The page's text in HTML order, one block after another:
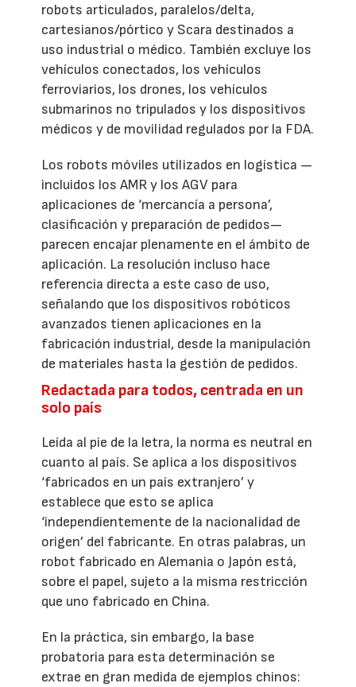
robots articulados, paralelos/delta,
cartesianos/pórtico y Scara destinados a
uso industrial o médico. También excluye los
vehículos conectados, los vehículos
ferroviarios, los drones, los vehículos
submarinos no tripulados y los dispositivos
médicos y de movilidad regulados por la FDA.
Los robots móviles utilizados en logística —
incluidos los AMR y los AGV para
aplicaciones de ‘mercancía a persona’,
clasificación y preparación de pedidos—
parecen encajar plenamente en el ámbito de
aplicación. La resolución incluso hace
referencia directa a este caso de uso,
señalando que los dispositivos robóticos
avanzados tienen aplicaciones en la
fabricación industrial, desde la manipulación
de materiales hasta la gestión de pedidos.
Redactada para todos, centrada en un
solo país
Leída al pie de la letra, la norma es neutral en
cuanto al país. Se aplica a los dispositivos
‘fabricados en un país extranjero’ y
establece que esto se aplica
‘independientemente de la nacionalidad de
origen’ del fabricante. En otras palabras, un
robot fabricado en Alemania o Japón está,
sobre el papel, sujeto a la misma restricción
que uno fabricado en China.
En la práctica, sin embargo, la base
probatoria para esta determinación se
extrae en gran medida de ejemplos chinos: